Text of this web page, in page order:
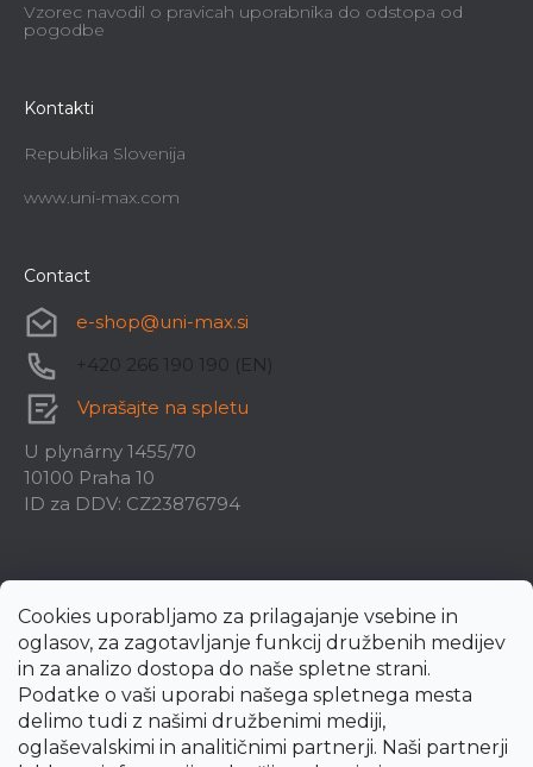
Cookies uporabljamo za prilagajanje vsebine in
oglasov, za zagotavljanje funkcij družbenih medijev
in za analizo dostopa do naše spletne strani.
Podatke o vaši uporabi našega spletnega mesta
delimo tudi z našimi družbenimi mediji,
oglaševalskimi in analitičnimi partnerji. Naši partnerji
Na povpraševanje
Vzorec navodil o pravicah uporabnika do odstopa od
pogodbe
Kontakti
Republika Slovenija
www.uni-max.com
Contact
e-shop@uni-max.si
+420 266 190 190 (EN)
Vprašajte na spletu
U plynárny 1455/70
10100 Praha 10
ID za DDV: CZ23876794